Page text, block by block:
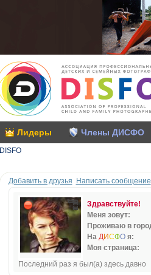
Лидеры Члены ДИСФО
DISFO
Добавить в друзья Написать сообщение
Здравствуйте!
Меня зовут:
Проживаю в
На ДИСФОя:
Моя страница:
Последний раз я был(а) здесь давно